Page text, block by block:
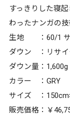
すっきりした寝
わったナンガの
生地 ：60/1 サ
ダウン ：リサイ
ダウン量：1,600g
カラー ：GRY
サイズ ：
販売価格：￥